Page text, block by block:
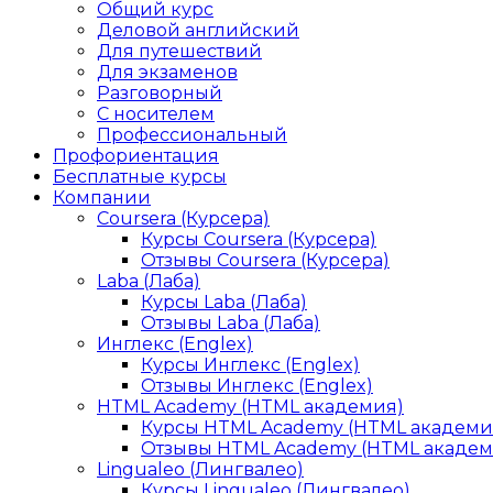
Общий курс
Деловой английский
Для путешествий
Для экзаменов
Разговорный
С носителем
Профессиональный
Профориентация
Бесплатные курсы
Компании
Coursera (Курсера)
Курсы Coursera (Курсера)
Отзывы Coursera (Курсера)
Laba (Лаба)
Курсы Laba (Лаба)
Отзывы Laba (Лаба)
Инглекс (Englex)
Курсы Инглекс (Englex)
Отзывы Инглекс (Englex)
HTML Academy (HTML академия)
Курсы HTML Academy (HTML
Отзывы HTML Academy (HTML
Lingualeo (Лингвалео)